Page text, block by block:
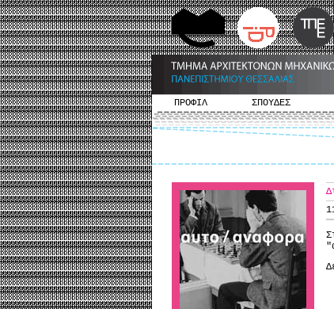
ΠΡΟΦΙΛ ΣΠΟΥΔΕΣ